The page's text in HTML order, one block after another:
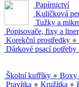
Papírnictví
Kuličková
Tužky a
Popisovače, fixy a
Korekční prostředky ●
Dárkové psací potřeby
Školní kufříky ● Boxy
Pravítka ● Kružítka ●